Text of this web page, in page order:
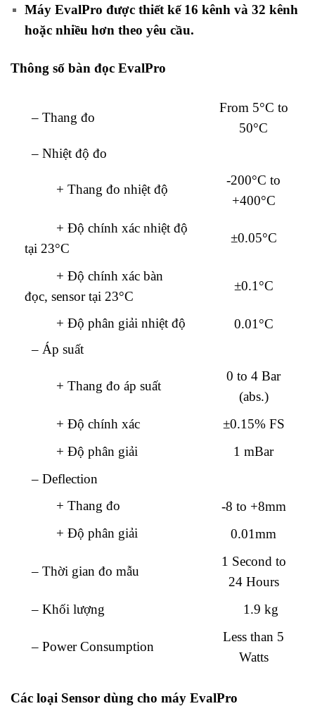
Máy EvalPro được thiết kế 16 kênh và 32 kênh
hoặc nhiều hơn theo yêu cầu.
Thông số bàn đọc EvalPro
– Thang đo
From 5°C to
50°C
– Nhiệt độ đo
+ Thang đo nhiệt độ
-200°C to
+400°C
+ Độ chính xác nhiệt độ
tại 23°C
±0.05°C
+ Độ chính xác bàn
đọc, sensor tại 23°C
±0.1°C
+ Độ phân giải nhiệt độ
0.01°C
– Áp suất
+ Thang đo áp suất
0 to 4 Bar
(abs.)
+ Độ chính xác
±0.15% FS
+ Độ phân giải
1 mBar
– Deflection
+ Thang đo
-8 to +8mm
+ Độ phân giải
0.01mm
– Thời gian đo mẫu
1 Second to
24 Hours
– Khối lượng
1.9 kg
– Power Consumption
Less than 5
Watts
Các loại Sensor dùng cho máy EvalPro